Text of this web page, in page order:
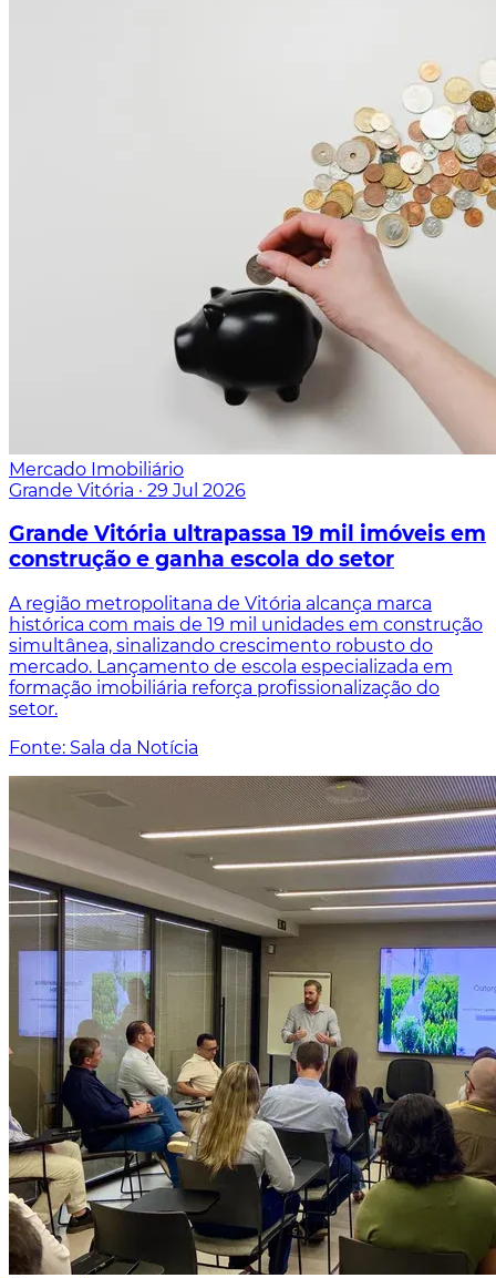
Mercado Imobiliário
Grande Vitória · 29 Jul 2026
Grande Vitória ultrapassa 19 mil imóveis em
construção e ganha escola do setor
A região metropolitana de Vitória alcança marca
histórica com mais de 19 mil unidades em construção
simultânea, sinalizando crescimento robusto do
mercado. Lançamento de escola especializada em
formação imobiliária reforça profissionalização do
setor.
Fonte: Sala da Notícia